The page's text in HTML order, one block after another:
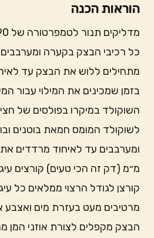
הוראות הכנה
כל רכיבי הבצק בקערה
מתחילים ללוש את הבצק עד
בזמן שמכינים את המילוי עבור
השוקולד במיקרו בפולסים של
לשוקולד המומס חמאת בוטנים
ומערבבים עד לאיחוד מרדדים
מ״מ (דק זה הכי טעים) קורצים
קורצן לגודל הרצוי ממלאים כל
מרטיבים מעט בעזרת מים ואצבע
הבצק מקפלים לצורת אוזני המן